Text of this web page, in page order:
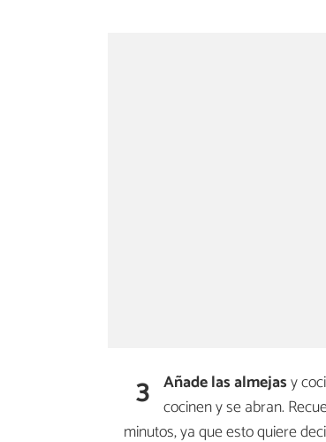
3 Añade las almejasy
cocinen y se abran.
minutos, ya que esto quiere